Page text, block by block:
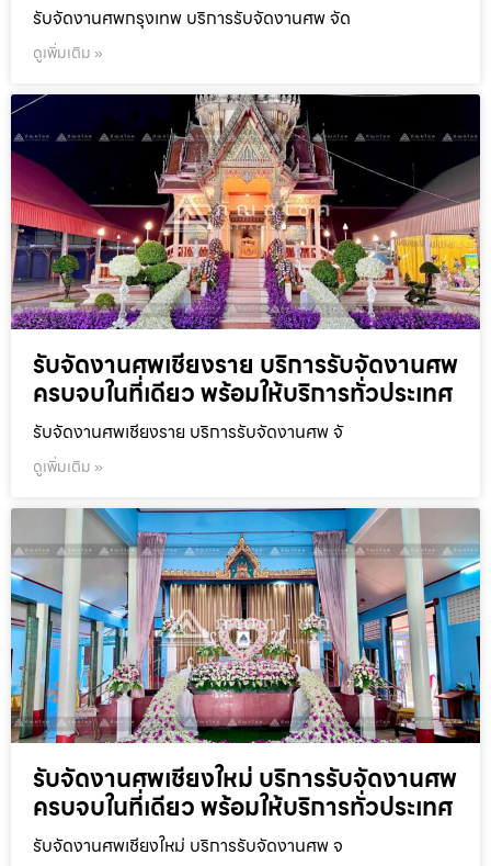
รับจัดงานศพกรุงเทพ บริการรับจัดงานศพ จัด
ดูเพิ่มเติม »
รับจัดงานศพเชียงราย บริการรับจัดงานศพ
ครบจบในที่เดียว พร้อมให้บริการทั่วประเทศ
รับจัดงานศพเชียงราย บริการรับจัดงานศพ จั
ดูเพิ่มเติม »
รับจัดงานศพเชียงใหม่ บริการรับจัดงานศพ
ครบจบในที่เดียว พร้อมให้บริการทั่วประเทศ
รับจัดงานศพเชียงใหม่ บริการรับจัดงานศพ จ